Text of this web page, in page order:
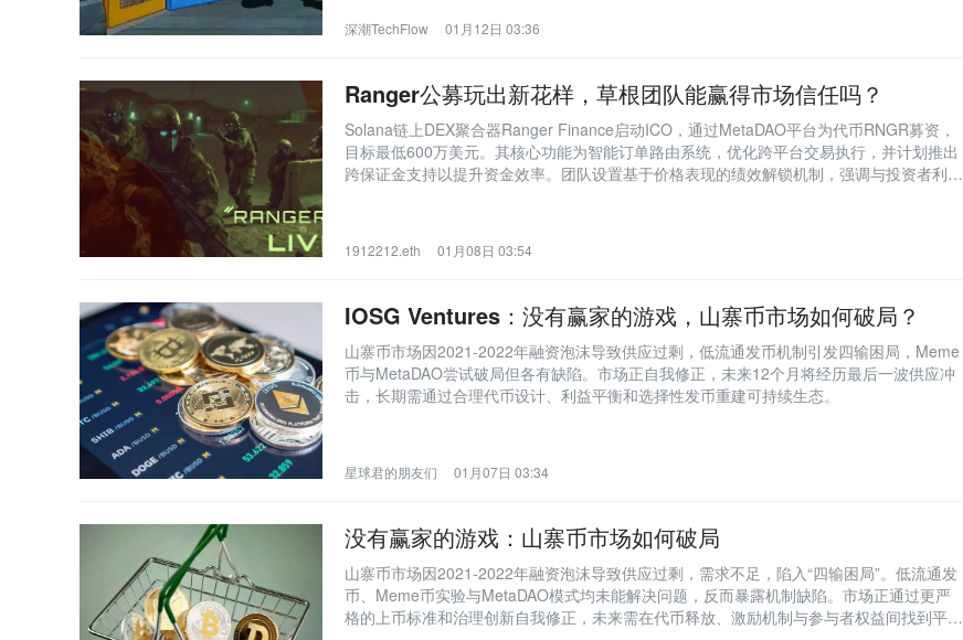
深潮TechFlow 01月12日 03:36
Ranger公募玩出新花样，草根团队能赢得市场信任吗？
Solana链上DEX聚合器Ranger Finance启动ICO，通过MetaDAO平台为代币RNGR募资，
目标最低600万美元。其核心功能为智能订单路由系统，优化跨平台交易执行，并计划推出
跨保证金支持以提升资金效率。团队设置基于价格表现的绩效解锁机制，强调与投资者利益
1912212.eth 01月08日 03:54
IOSG Ventures：没有赢家的游戏，山寨币市场如何破局？
山寨币市场因2021-2022年融资泡沫导致供应过剩，低流通发币机制引发四输困局，Meme
币与MetaDAO尝试破局但各有缺陷。市场正自我修正，未来12个月将经历最后一波供应冲
击，长期需通过合理代币设计、利益平衡和选择性发币重建可持续生态。
星球君的朋友们 01月07日 03:34
没有赢家的游戏：山寨币市场如何破局
山寨币市场因2021-2022年融资泡沫导致供应过剩，需求不足，陷入“四输困局”。低流通发
币、Meme币实验与MetaDAO模式均未能解决问题，反而暴露机制缺陷。市场正通过更严
格的上币标准和治理创新自我修正，未来需在代币释放、激励机制与参与者权益间找到平